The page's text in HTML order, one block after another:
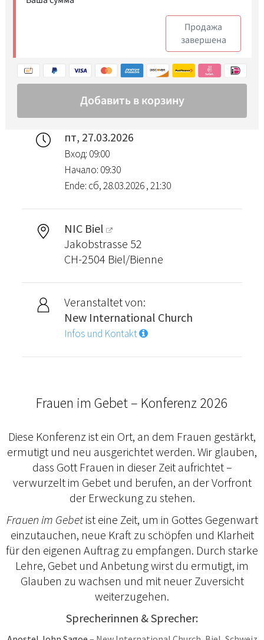
пт, 27.03.2026
Вход: 09:00
Начало: 09:30
Ende: сб, 28.03.2026 , 21:30
NIC Biel
Jakobstrasse 52
CH-2504 Biel/Bienne
Veranstaltet von:
New International Church
Infos und Kontakt
Frauen im Gebet – Konferenz 2026
Diese Konferenz ist ein Ort, an dem Frauen gestärkt,
ermutigt und neu ausgerichtet werden. Wir glauben,
dass Gott Frauen in dieser Zeit aufrichtet –
verwurzelt im Gebet und berufen, an der Vorfront
der Erweckung zu stehen.
Frauen im Gebetist eine Zeit, um in Gottes Gegenwart
einzutauchen, neue Kraft zu schöpfen und Klarheit
für den eigenen Auftrag zu empfangen. Durch starke
Lehre, Gebet und Anbetung wirst du ermutigt, im
Glauben zu wachsen und mit neuer Zuversicht
weiterzugehen.
Sprecherinnen & Sprecher: